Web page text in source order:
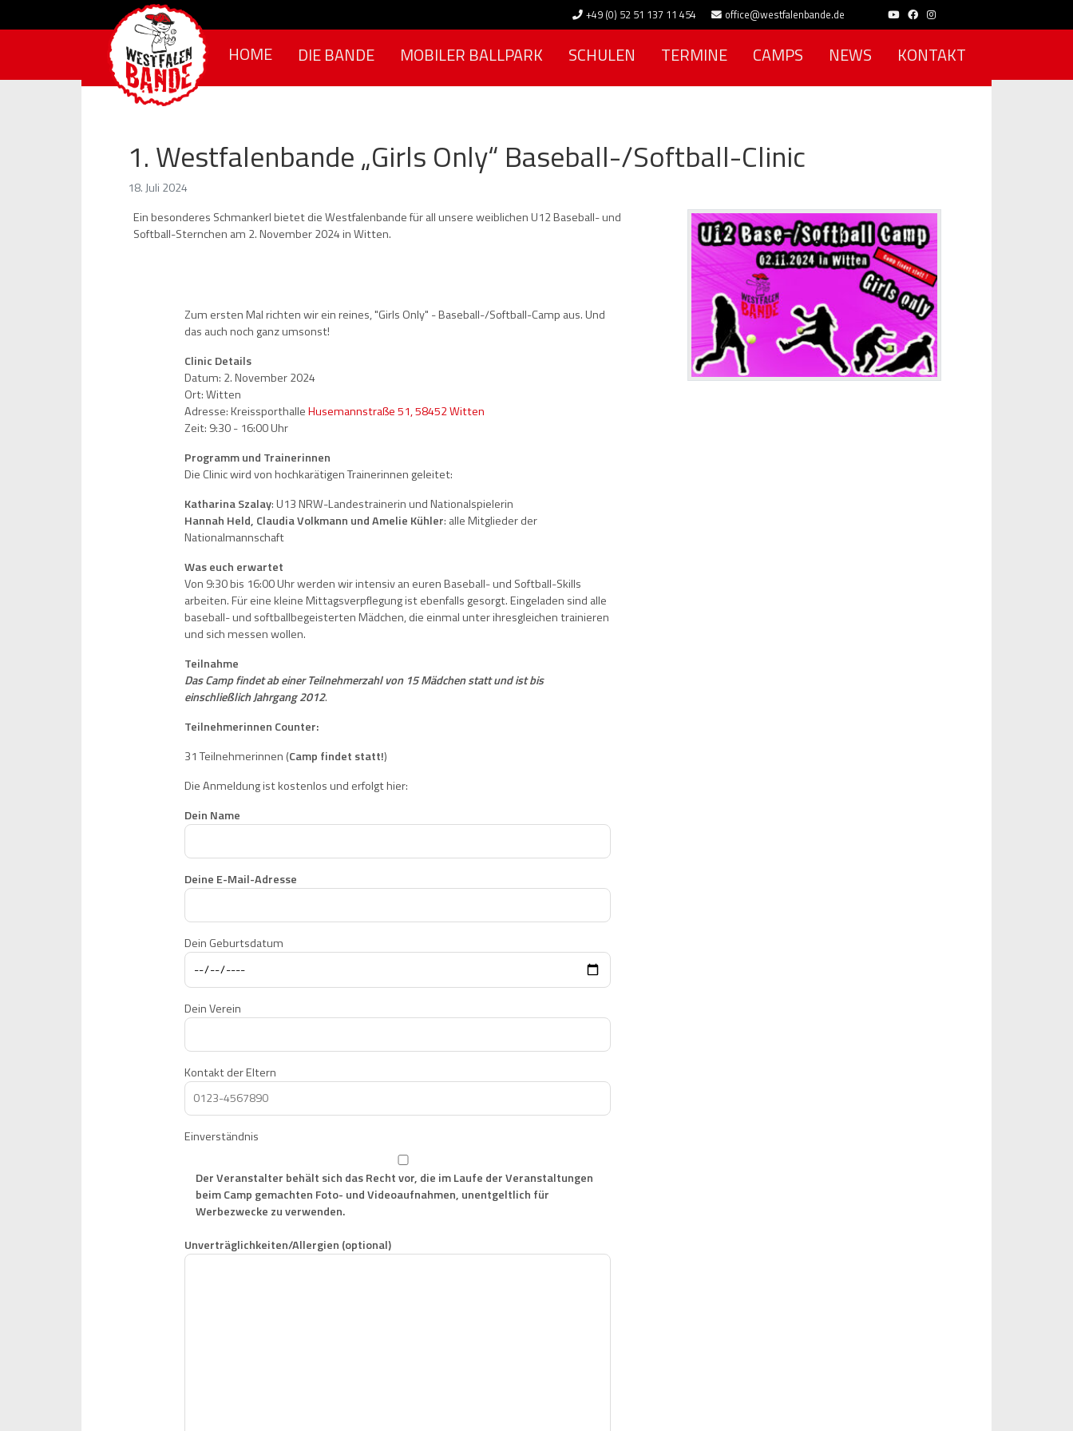
+49 (0) 52 51 137 11 454 office@westfalenbande.de
HOME DIE BANDE MOBILER BALLPARK SCHULEN TERMINE CAMPS NEWS KONTAKT
1. Westfalenbande „Girls Only“ Baseball-/Softball-Clinic
18. Juli 2024
Ein besonderes Schmankerl bietet die Westfalenbande für all unsere weiblichen U12 Baseball- und
Softball-Sternchen am 2. November 2024 in Witten.
Zum ersten Mal richten wir ein reines, "Girls Only" - Baseball-/Softball-Camp aus. Und
das auch noch ganz umsonst!
Clinic Details
Datum: 2. November 2024
Ort: Witten
Adresse: KreissporthalleHusemannstraße 51, 58452 Witten
Zeit: 9:30 - 16:00 Uhr
Programm und Trainerinnen
Die Clinic wird von hochkarätigen Trainerinnen geleitet:
Katharina Szalay: U13 NRW-Landestrainerin und Nationalspielerin
Hannah Held, Claudia Volkmann und Amelie Kühler: alle Mitglieder der
Nationalmannschaft
Was euch erwartet
Von 9:30 bis 16:00 Uhr werden wir intensiv an euren Baseball- und Softball-Skills
arbeiten. Für eine kleine Mittagsverpflegung ist ebenfalls gesorgt. Eingeladen sind alle
baseball- und softballbegeisterten Mädchen, die einmal unter ihresgleichen trainieren
und sich messen wollen.
Teilnahme
Das Camp findet ab einer Teilnehmerzahl von 15 Mädchen statt und ist bis
einschließlich Jahrgang 2012.
Teilnehmerinnen Counter:
31 Teilnehmerinnen (Camp findet statt!)
Die Anmeldung ist kostenlos und erfolgt hier:
Dein Name
Deine E-Mail-Adresse
Dein Geburtsdatum
Dein Verein
Kontakt der Eltern
Einverständnis
Der Veranstalter behält sich das Recht vor, die im Laufe der Veranstaltungen
beim Camp gemachten Foto- und Videoaufnahmen, unentgeltlich für
Werbezwecke zu verwenden.
Unverträglichkeiten/Allergien (optional)